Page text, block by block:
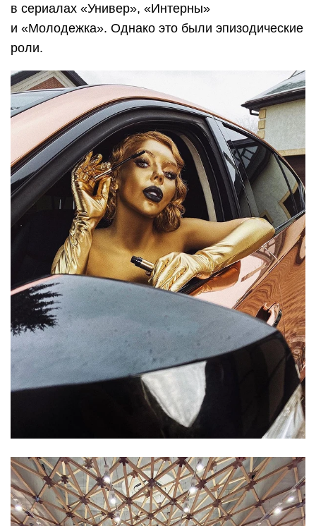
в сериалах «Универ», «Интерны»
и «Молодежка». Однако это были эпизодические
роли.